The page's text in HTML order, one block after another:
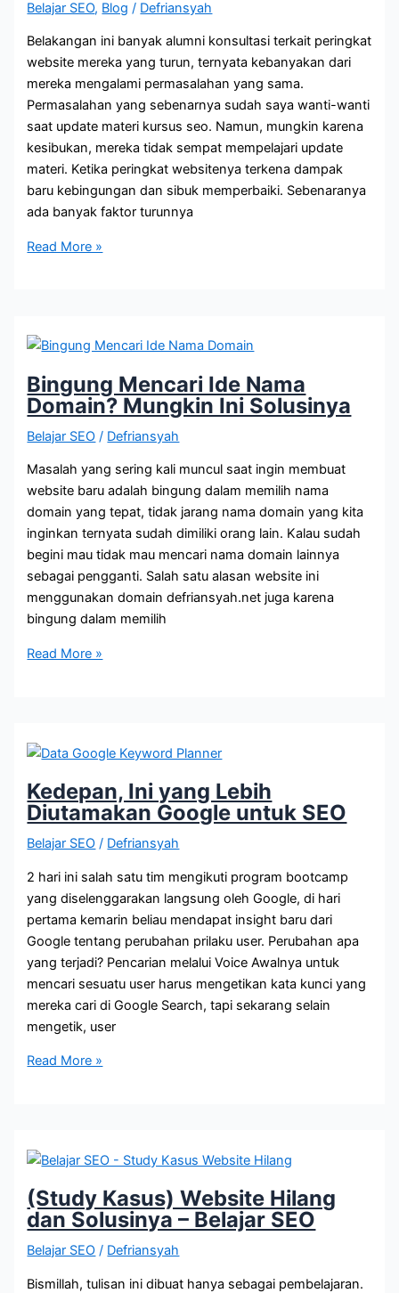
Belajar SEO, Blog / Defriansyah
Belakangan ini banyak alumni konsultasi terkait peringkat
website mereka yang turun, ternyata kebanyakan dari
mereka mengalami permasalahan yang sama.
Permasalahan yang sebenarnya sudah saya wanti-wanti
saat update materi kursus seo. Namun, mungkin karena
kesibukan, mereka tidak sempat mempelajari update
materi. Ketika peringkat websitenya terkena dampak
baru kebingungan dan sibuk memperbaiki. Sebenaranya
ada banyak faktor turunnya
Halaman
Untuk
Optimasi
SEO
Read More »
Bingung Mencari Ide Nama
Domain? Mungkin Ini Solusinya
Belajar SEO / Defriansyah
Masalah yang sering kali muncul saat ingin membuat
website baru adalah bingung dalam memilih nama
domain yang tepat, tidak jarang nama domain yang kita
inginkan ternyata sudah dimiliki orang lain. Kalau sudah
begini mau tidak mau mencari nama domain lainnya
sebagai pengganti. Salah satu alasan website ini
menggunakan domain defriansyah.net juga karena
bingung dalam memilih
Bingung
Mungkin
Ini
Solusinya
Read More »
Kedepan, Ini yang Lebih
Diutamakan Google untuk SEO
Belajar SEO / Defriansyah
2 hari ini salah satu tim mengikuti program bootcamp
yang diselenggarakan langsung oleh Google, di hari
pertama kemarin beliau mendapat insight baru dari
Google tentang perubahan prilaku user. Perubahan apa
yang terjadi? Pencarian melalui Voice Awalnya untuk
mencari sesuatu user harus mengetikan kata kunci yang
mereka cari di Google Search, tapi sekarang selain
mengetik, user
Kedepan,
Google
untuk
SEO
Read More »
(Study Kasus) Website Hilang
dan Solusinya – Belajar SEO
Belajar SEO / Defriansyah
Bismillah, tulisan ini dibuat hanya sebagai pembelajaran.